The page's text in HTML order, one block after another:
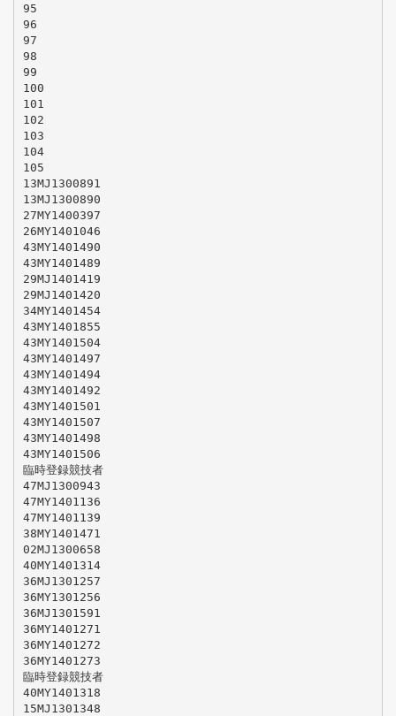
95
96
97
98
99
100
101
102
103
104
105
13MJ1300891
13MJ1300890
27MY1400397
26MY1401046
43MY1401490
43MY1401489
29MJ1401419
29MJ1401420
34MY1401454
43MY1401855
43MY1401504
43MY1401497
43MY1401494
43MY1401492
43MY1401501
43MY1401507
43MY1401498
43MY1401506
臨時登録競技者
47MJ1300943
47MY1401136
47MY1401139
38MY1401471
02MJ1300658
40MY1401314
36MJ1301257
36MY1301256
36MJ1301591
36MY1401271
36MY1401272
36MY1401273
臨時登録競技者
40MY1401318
15MJ1301348